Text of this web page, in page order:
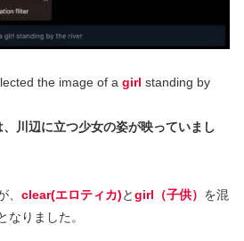
the image of a girl standing by
川辺に立つ少女の姿が映っていまし
、 clear(エロティカ)とgirl（子供） を混
なりました。